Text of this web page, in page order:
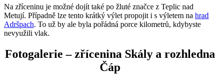
Na zříceninu je možné dojít také po žluté značce z Teplic nad
Metují. Případně lze tento krátký výlet propojit i s výletem na hrad
Adršpach. To už by ale byla pořádná porce kilometrů, kdybyste
nevyužili vlak.
Fotogalerie – zřícenina Skály a rozhledna
Čáp